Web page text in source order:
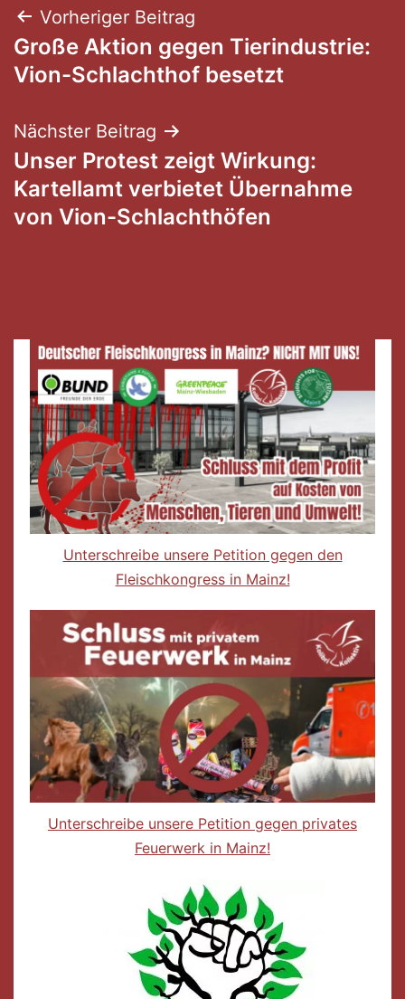
Beitragsnavigation
Vorheriger Beitrag
Große Aktion gegen Tierindustrie:
Vion-Schlachthof besetzt
Nächster Beitrag
Unser Protest zeigt Wirkung:
Kartellamt verbietet Übernahme
von Vion-Schlachthöfen
Unterschreibe unsere Petition gegen den
Fleischkongress in Mainz!
Unterschreibe unsere Petition gegen privates
Feuerwerk in Mainz!